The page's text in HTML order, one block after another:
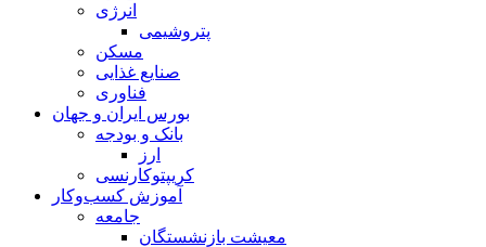
انرژی
پتروشیمی
مسکن
صنایع غذایی
فناوری
بورس ایران و جهان
بانک و بودجه
ارز
کریپتوکارنسی
آموزش کسب‌وکار
جامعه
معیشت بازنشستگان